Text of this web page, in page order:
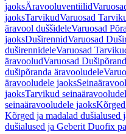
jaoksÄravooluventiilid
jaoksTarvikudVaruosad
äravool duššideleVaruosad
jaoksDuširennidVaruosad
duširennideleVaruosad
äravooludVaruosad
dušipõranda äravooludele
äravooludele jaoks
jaoksTarvikud
seinaäravooludele jaoksKõrged
Kõrged ja madalad dušialused
dušialused ja Geberit Duofix